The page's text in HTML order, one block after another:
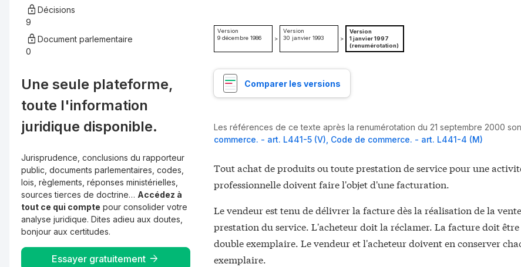
Décisions
9
Document parlementaire
0
Une seule plateforme,
toute l'information
juridique disponible.
Jurisprudence, conclusions du rapporteur
public, documents parlementaires, codes,
lois, règlements, réponses ministérielles,
sources tierces de doctrine… Accédez à
tout ce qui compte pour consolider votre
analyse juridique. Dites adieu aux doutes,
bonjour aux certitudes.
Essayer gratuitement
Version
9 décembre 1986
>
Version
30 janvier 1993
>
Version
1 janvier 1997
(renumérotation)
Comparer les versions
Les références de ce texte après la renumérotation du 21 septembre 2000
commerce. - art. L441-5 (V) Code de commerce. - art. L441-4 (M)
Tout achat de produits ou toute prestation de service pour une
professionnelle doivent faire l'objet d'une facturation.
Le vendeur est tenu de délivrer la facture dès la réalisation de la
prestation du service. L'acheteur doit la réclamer. La facture doit être
double exemplaire. Le vendeur et l'acheteur doivent en conserver
exemplaire.